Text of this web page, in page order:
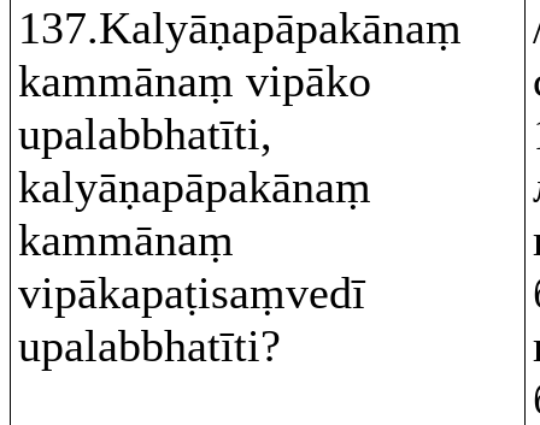
137.Kalyāṇapāpakānaṃ
kammānaṃ vipāko
upalabbhatīti,
kalyāṇapāpakānaṃ
kammānaṃ
vipākapaṭisaṃvedī
upalabbhatīti?